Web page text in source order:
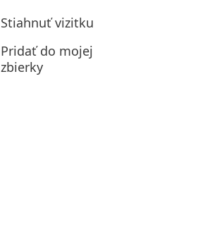
Stiahnuť vizitku
Pridať do mojej
zbierky